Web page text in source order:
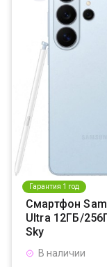
Гарантия 1 год
Смартфон
Ultra 12ГБ/
Sky
В наличии